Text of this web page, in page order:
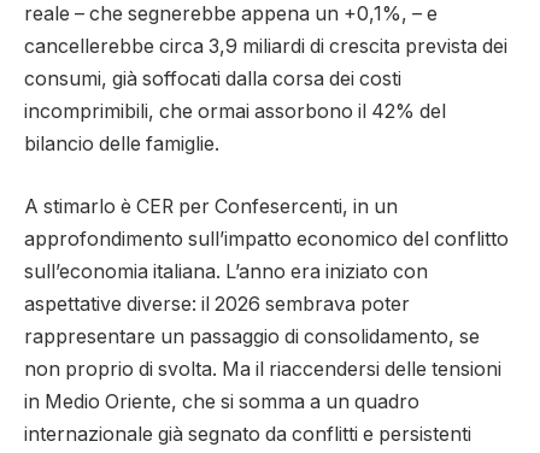
reale – che segnerebbe appena un +0,1%, – e
cancellerebbe circa 3,9 miliardi di crescita prevista dei
consumi, già soffocati dalla corsa dei costi
incomprimibili, che ormai assorbono il 42% del
bilancio delle famiglie.
A stimarlo è CER per Confesercenti, in un
approfondimento sull’impatto economico del conflitto
sull’economia italiana. L’anno era iniziato con
aspettative diverse: il 2026 sembrava poter
rappresentare un passaggio di consolidamento, se
non proprio di svolta. Ma il riaccendersi delle tensioni
in Medio Oriente, che si somma a un quadro
internazionale già segnato da conflitti e persistenti